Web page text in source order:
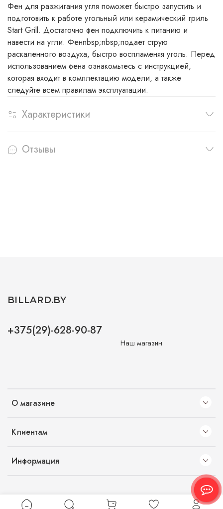
Фен для разжигания угля поможет быстро запустить и
подготовить к работе угольный или керамический гриль
Start Grill. Достаточно фен подключить к питанию и
навести на угли. Фенnbsp;nbsp;подает струю
раскаленного воздуха, быстро воспламеняя уголь. Перед
использованием фена ознакомьтесь с инструкцией,
которая входит в комплектацию модели, а также
следуйте всем правилам эксплуатации.
Характеристики
Отзывы
О магазине
Клиентам
Информация
BILLARD.BY
+375(29)-628-90-87
Наш магазин